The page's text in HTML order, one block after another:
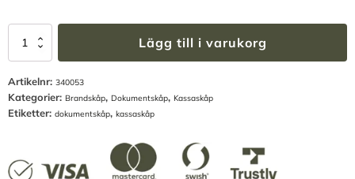
Dokumentskåp
Lägg till i varukorg
Artikelnr: 340053
Kategorier: Brandskåp, Dokumentskåp, Kassaskåp
Etiketter: dokumentskåp, kassaskåp